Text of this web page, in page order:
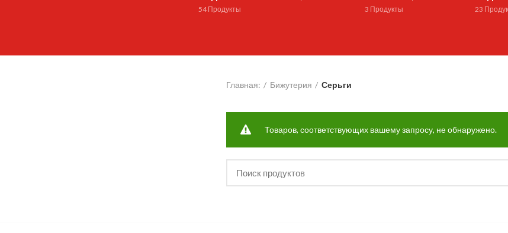
54Продукты 3 Продукты 23
Главная: Бижутерия Серьги
Товаров, соответствующих вашему запросу, не обнаружено.